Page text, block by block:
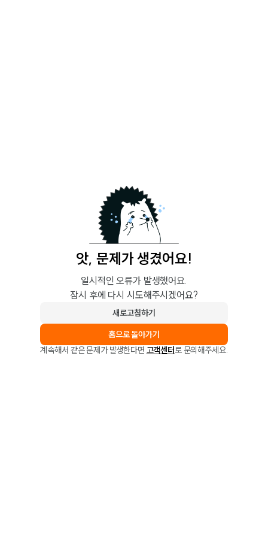
앗, 문제가 생겼어요!
일시적인 오류가 발생했어요.
잠시 후에 다시 시도해주시겠어요?
새로고침하기
홈으로 돌아가기
계속해서 같은 문제가 발생한다면 고객센터로 문의해주세요.